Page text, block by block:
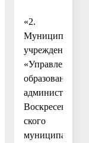
«2.
Муниципальное
учреждение
«Управление
образования
администрации
Воскресен-
ского
муниципального